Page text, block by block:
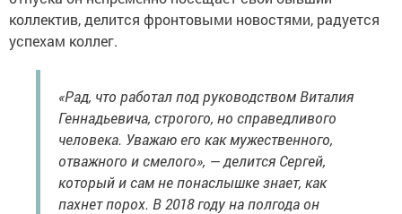
коллектив, делится фронтовыми новостями, радуется
успехам коллег.
«Рад, что работал под руководством Виталия
Геннадьевича, строгого, но справедливого
человека. Уважаю его как мужественного,
отважного и смелого», — делится Сергей,
который и сам не понаслышке знает, как
пахнет порох. В 2018 году на полгода он